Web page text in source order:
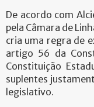
De acordo com
pela Câmara de
cria uma regra de
artigo 56 da
Constituição
suplentes
legislativo.